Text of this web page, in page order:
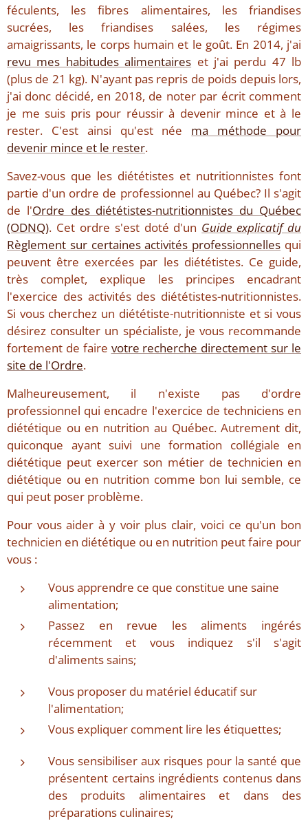
féculents, les fibres alimentaires, les friandises
sucrées, les friandises salées, les régimes
amaigrissants, le corps humain et le goût. En 2014, j'ai
revu mes habitudes alimentaires et j'ai perdu 47 lb
(plus de 21 kg). N'ayant pas repris de poids depuis lors,
j'ai donc décidé, en 2018, de noter par écrit comment
je me suis pris pour réussir à devenir mince et à le
rester. C'est ainsi qu'est née ma méthode pour
devenir mince et le rester.
Savez-vous que les diététistes et nutritionnistes font
partie d'un ordre de professionnel au Québec? Il s'agit
de l'Ordre des diététistes-nutritionnistes du Québec
(ODNQ). Cet ordre s'est doté d'un Guide explicatif du
Règlement sur certaines activités professionnelles qui
peuvent être exercées par les diététistes. Ce guide,
très complet, explique les principes encadrant
l'exercice des activités des diététistes-nutritionnistes.
Si vous cherchez un diététiste-nutritionniste et si vous
désirez consulter un spécialiste, je vous recommande
fortement de faire votre recherche directement sur le
site de l'Ordre.
Malheureusement, il n'existe pas d'ordre
professionnel qui encadre l'exercice de techniciens en
diététique ou en nutrition au Québec. Autrement dit,
quiconque ayant suivi une formation collégiale en
diététique peut exercer son métier de technicien en
diététique ou en nutrition comme bon lui semble, ce
qui peut poser problème.
Pour vous aider à y voir plus clair, voici ce qu'un bon
technicien en diététique ou en nutrition peut faire pour
vous :
Vous apprendre ce que constitue une saine
alimentation;
Passez en revue les aliments ingérés
récemment et vous indiquez s'il s'agit
d'aliments sains;
Vous proposer du matériel éducatif sur
l'alimentation;
Vous expliquer comment lire les étiquettes;
Vous sensibiliser aux risques pour la santé que
présentent certains ingrédients contenus dans
des produits alimentaires et dans des
préparations culinaires;